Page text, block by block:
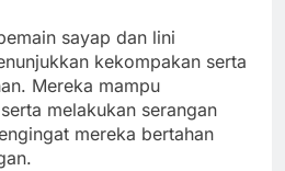
sayap dan lini
kekompakan serta
Mereka mampu
melakukan serangan
mereka bertahan